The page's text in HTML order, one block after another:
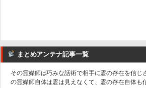
まとめアンテナ記事一覧
その霊媒師は巧みな話術で相手に霊の存在を信じ
の霊媒師自体は霊は見えなくて、霊の存在自体も